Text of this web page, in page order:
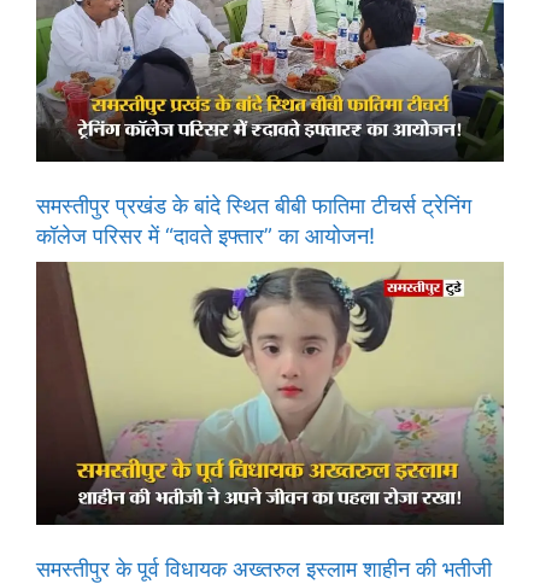
समस्तीपुर प्रखंड के बांदे स्थित बीबी फातिमा टीचर्स ट्रेनिंग
कॉलेज परिसर में “दावते इफ्तार” का आयोजन!
समस्तीपुर के पूर्व विधायक अख्तरुल इस्लाम शाहीन की भतीजी